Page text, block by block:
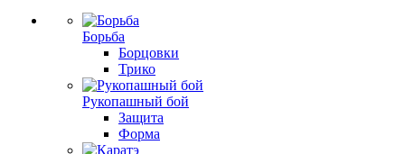
Борьба
Борцовки
Трико
Рукопашный бой
Защита
Форма